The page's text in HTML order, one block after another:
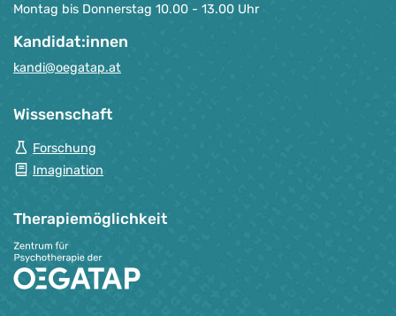
Montag bis Donnerstag 10.00 - 13.00 Uhr
Kandidat:innen
kandi@oegatap.at
Wissenschaft
Forschung
Imagination
Therapie­möglichkeit